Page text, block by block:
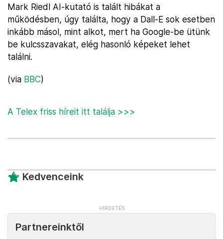
Mark Riedl AI-kutató is talált hibákat a
működésben, úgy találta, hogy a Dall-E sok esetben
inkább másol, mint alkot, mert ha Google-be ütünk
be kulcsszavakat, elég hasonló képeket lehet
találni.
(via BBC)
A Telex friss híreit itt találja >>>
Kedvenceink
Partnereinktől